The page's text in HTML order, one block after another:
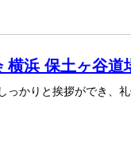
横浜 保土ヶ谷道
っかりと挨拶ができ、